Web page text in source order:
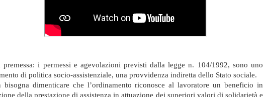
premessa: i permessi e agevolazioni previsti dalla legge n. 104/1992, sono uno
di politica socio-assistenziale, una provvidenza indiretta dello Stato sociale.
bisogna dimenticare che l’ordinamento riconosce al lavoratore un beneficio in
della prestazione di assistenza in attuazione dei superiori valori di solidarietà e